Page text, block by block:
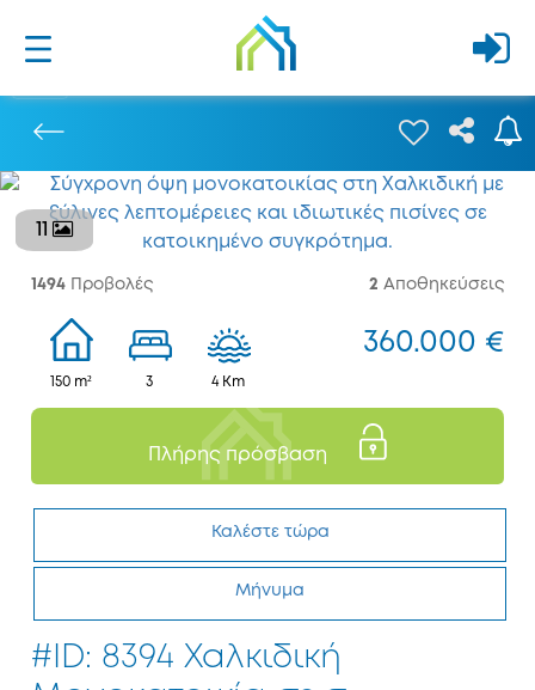
1494 Προβολές 2 Αποθηκεύσεις
150 m² 3 4 Km
360.000 €
Πλήρης πρόσβαση
Καλέστε τώρα
Μήνυμα
#ID: 8394 Χαλκιδική